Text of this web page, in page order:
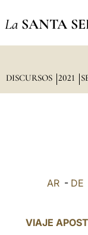
La SANTA
DISCURSOS 2021
AR - DE
VIAJE